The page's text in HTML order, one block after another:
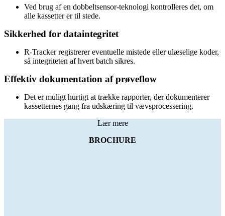
Ved brug af en dobbeltsensor-teknologi kontrolleres det, om
alle kassetter er til stede.
Sikkerhed for dataintegritet
R-Tracker registrerer eventuelle mistede eller ulæselige koder,
så integriteten af hvert batch sikres.
Effektiv dokumentation af prøveflow
Det er muligt hurtigt at trække rapporter, der dokumenterer
kassetternes gang fra udskæring til vævsprocessering.
Lær mere
BROCHURE